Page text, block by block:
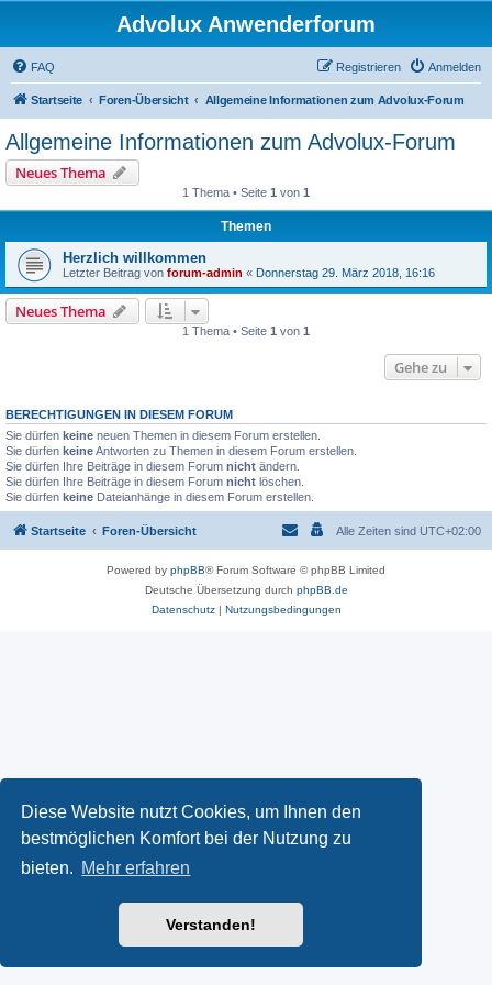
Diese Website nutzt Cookies, um Ihnen den
bestmöglichen Komfort bei der Nutzung zu
bieten. Mehr erfahren
Verstanden!
Advolux Anwenderforum
FAQ Anmelden
Registrieren
Startseite Foren-Übersicht Allgemeine Informationen zum Advolux-Forum
Allgemeine Informationen zum Advolux-Forum
Neues Thema
1 Thema • Seite 1 von 1
Themen
Herzlich willkommen
Letzter Beitrag von forum-admin « Donnerstag 29. März 2018, 16:16
Neues Thema
1 Thema • Seite 1 von 1
Gehe zu
BERECHTIGUNGEN IN DIESEM FORUM
Sie dürfen keine neuen Themen in diesem Forum erstellen.
Sie dürfen keineAntworten zu Themen in diesem Forum erstellen.
Sie dürfen Ihre Beiträge in diesem Forum nicht ändern.
Sie dürfen Ihre Beiträge in diesem Forum nicht löschen.
Sie dürfen keine Dateianhänge in diesem Forum erstellen.
Startseite Foren-Übersicht Alle Zeiten sind UTC+02:00
Powered by phpBB® Forum Software © phpBB Limited
Deutsche Übersetzung durch phpBB.de
Datenschutz| Nutzungsbedingungen